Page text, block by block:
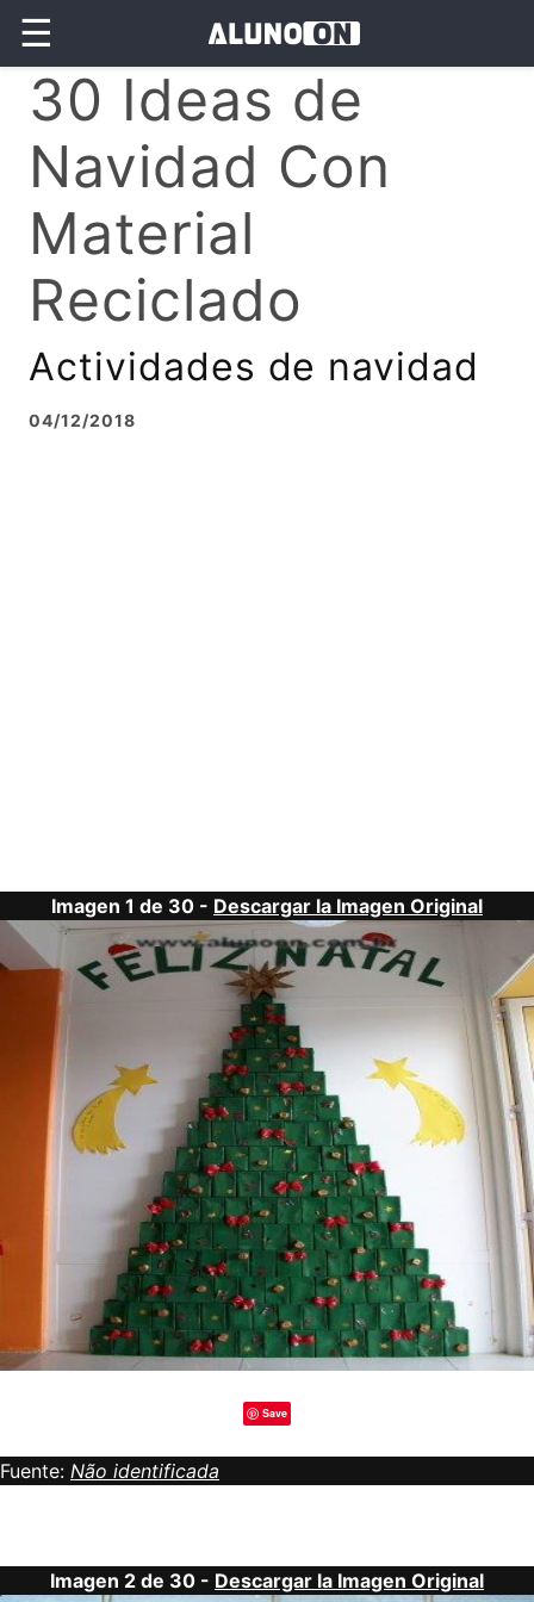
☰
30 Ideas de
Navidad Con
Material
Reciclado
Actividades de navidad
04/12/2018
Imagen 1 de 30 - Descargar la Imagen Original
Save
Fuente: Não identificada
Imagen 2 de 30 - Descargar la Imagen Original